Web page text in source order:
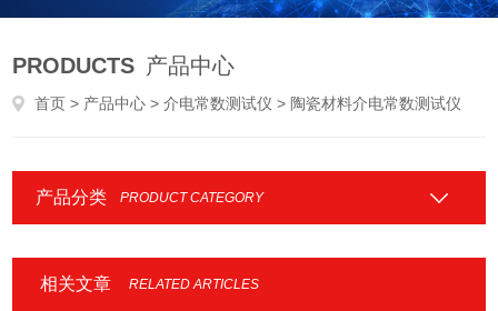
PRODUCTS 产品中心
首页 > 产品中心 >介电常数测试仪 > 陶瓷材料介电常数测试仪
产品分类 PRODUCT CATEGORY
相关文章 RELATED ARTICLES